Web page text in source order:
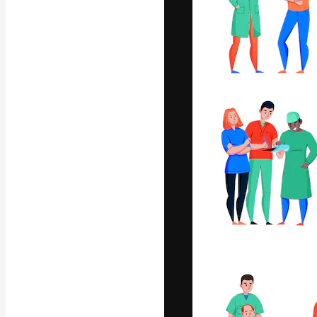
La plateforme
vos meilleurs
d’abonnés :
studios.
Français
Copyright ©